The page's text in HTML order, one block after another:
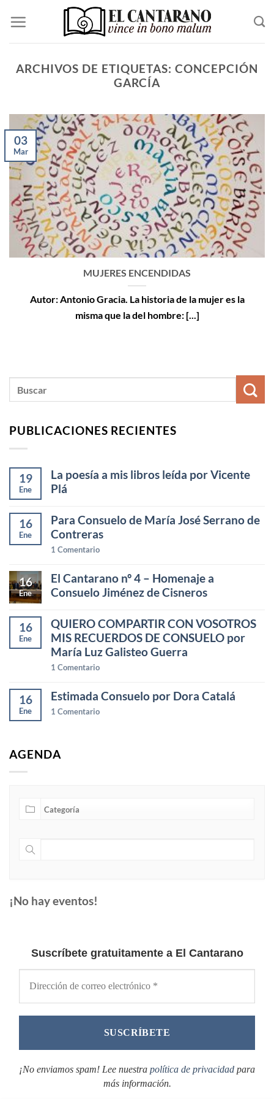
contenido
ARCHIVOS DE ETIQUETAS:CONCEPCIÓN
GARCÍA
MUJERES ENCENDIDAS
Autor: Antonio Gracia. La historia de la mujer es la
misma que la del hombre: [...]
03
Mar
PUBLICACIONES RECIENTES
19
Ene
La poesía a mis libros leída por Vicente
Plá
16
Ene
Para Consuelo de María José Serrano de
Contreras
1 Comentario
16
Ene
El Cantarano nº 4 – Homenaje a
Consuelo Jiménez de Cisneros
16
Ene
QUIERO COMPARTIR CON VOSOTROS
MIS RECUERDOS DE CONSUELO por
María Luz Galisteo Guerra
1 Comentario
16
Ene
Estimada Consuelo por Dora Catalá
1 Comentario
AGENDA
¡No hay eventos!
Suscríbete gratuitamente a El Cantarano
¡No enviamos spam! Lee nuestra política de privacidad para
más información.